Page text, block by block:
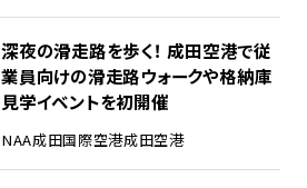
深夜の滑走路を歩く！ 成田空港で従
業員向けの滑走路ウォークや格納庫
見学イベントを初開催
NAA成田国際空港成田空港